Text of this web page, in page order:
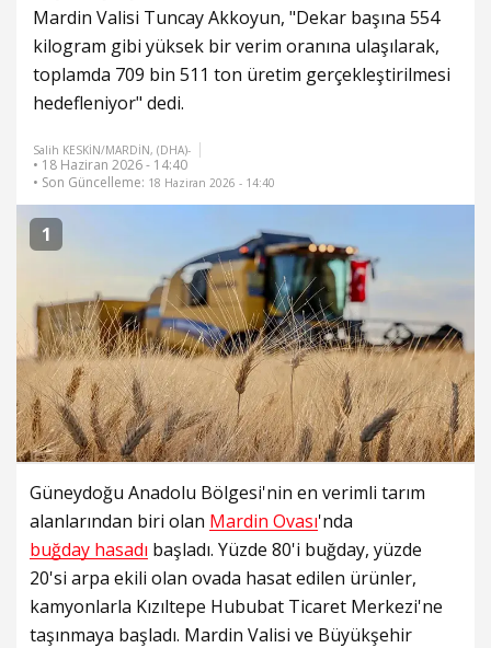
Mardin Valisi Tuncay Akkoyun, "Dekar başına 554
kilogram gibi yüksek bir verim oranına ulaşılarak,
toplamda 709 bin 511 ton üretim gerçekleştirilmesi
hedefleniyor" dedi.
Salih KESKİN/MARDİN, (DHA)-
• 18 Haziran 2026 - 14:40
• Son Güncelleme: 18 Haziran 2026 - 14:40
1
Güneydoğu Anadolu Bölgesi'nin en verimli tarım
alanlarından biri olan Mardin Ovası'nda
buğday hasadı başladı. Yüzde 80'i buğday, yüzde
20'si arpa ekili olan ovada hasat edilen ürünler,
kamyonlarla Kızıltepe Hububat Ticaret Merkezi'ne
taşınmaya başladı. Mardin Valisi ve Büyükşehir